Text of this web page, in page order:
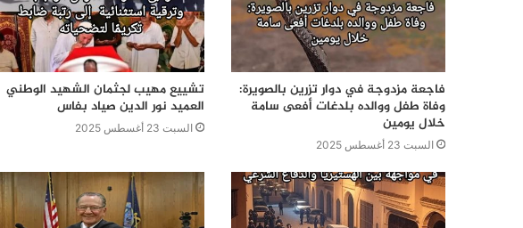
فاجعة مزدوجة في دوار تزرين بالصويرة:
وفاة طفل ووالده بلدغات أفعى سامة
خلال يومين
السبت 23 أغسطس 2025
تشييع مهيب لجثمان الشهيد الوطني
العميد نور الدين صياد بفاس
السبت 23 أغسطس 2025